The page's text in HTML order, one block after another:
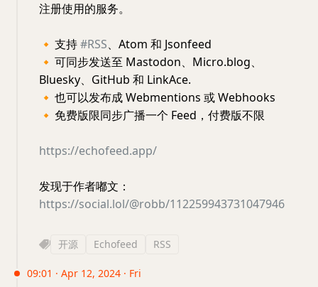
注册使用的服务。
🔸 支持#RSS、Atom 和 Jsonfeed
🔸 可同步发送至 Mastodon、Micro.blog、
Bluesky、GitHub 和 LinkAce.
🔸 也可以发布成 Webmentions 或 Webhooks
🔸 免费版限同步广播一个 Feed，付费版不限
https://echofeed.app/
发现于作者嘟文：
https://social.lol/@robb/112259943731047946
开源 Echofeed RSS
09:01 · Apr 12, 2024 · Fri